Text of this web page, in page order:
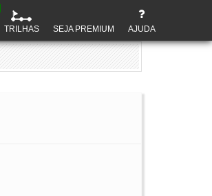
TRILHAS SEJA PREMIUM AJUDA